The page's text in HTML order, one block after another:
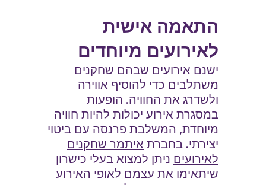
התאמה אישית
לאירועים מיוחדים
ישנם אירועים שבהם שחקנים
משתלבים כדי להוסיף אווירה
ולשדרג את החוויה. הופעות
במסגרת אירוע יכולות להיות חוויה
מיוחדת, המשלבת פרנסה עם ביטוי
יצירתי. בחברת איתמר שחקנים
לאירועים ניתן למצוא בעלי כישרון
שיתאימו את עצמם לאופי האירוע